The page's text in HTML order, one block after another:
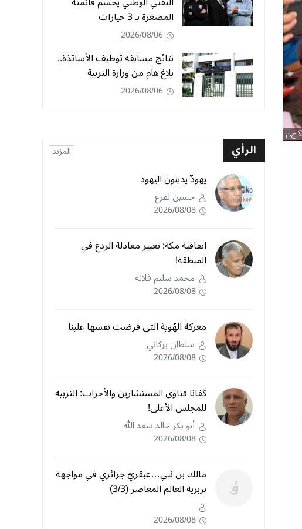
ح.م
المصغرة بـ 3 خيارات
2026/08/06
نتائج مسابقة توظيف الأساتذة..
بلاغ هام من وزارة التربية
2026/08/06
الرأي المزيد
يهودٌ يدينون اليهود
حسين لقرع
2026/08/08
اتفاقية مكة: تغيير معادلة الردع في
المنطقة!
محمد سليم قلالة
2026/08/08
معركة الهُوية التي فرضت نفسها علينا
سلطان بركاني
2026/08/08
كَفانا فتاوَى المستشارين والأحزاب: التربية
للمجلس الأعلى!
أبو بكر خالد سعد الله
2026/08/08
مالك بن نبي…عبقريّ جزائري في مواجهة
بربرية العالم المعاصر (3/3)
2026/08/08